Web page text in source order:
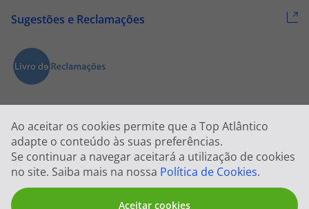
Ao aceitar os cookies permite que a Top Atlântico
adapte o conteúdo às suas preferências.
Se continuar a navegar aceitará a utilização de cookies
no site. Saiba mais na nossa Política de Cookies.
Aceitar cookies
Sugestões e Reclamações
2026 © Todos os direitos reservados:Top Atlântico, Viagens e Turismo